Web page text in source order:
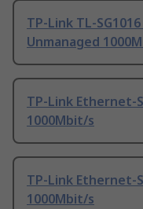
TP-Link TL-
Unmanaged
TP-Link Ethernet-
1000Mbit/s
TP-Link Ethernet-
1000Mbit/s